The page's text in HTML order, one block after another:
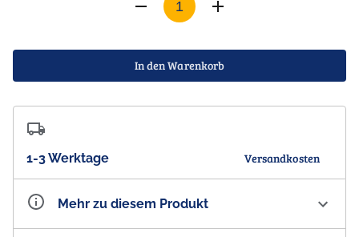
In den Warenkorb
1-3 Werktage Versandkosten
Mehr zu diesem Produkt